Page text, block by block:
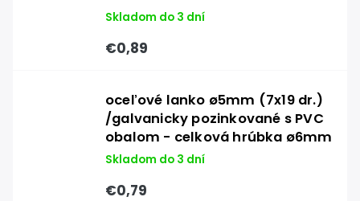
Skladom do 3 dní
€0,89
oceľové lanko ø5mm (7x19 dr.)
/galvanicky pozinkované s PVC
obalom - celková hrúbka ø6mm
Skladom do 3 dní
€0,79